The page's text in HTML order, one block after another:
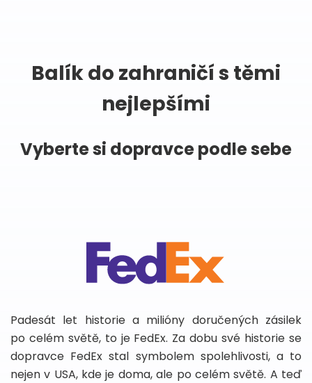
Balík do zahraničí s těmi
nejlepšími
Vyberte si dopravce podle sebe
Padesát let historie a milióny doručených zásilek
po celém světě, to je FedEx. Za dobu své historie se
dopravce FedEx stal symbolem spolehlivosti, a to
nejen v USA, kde je doma, ale po celém světě. A teď